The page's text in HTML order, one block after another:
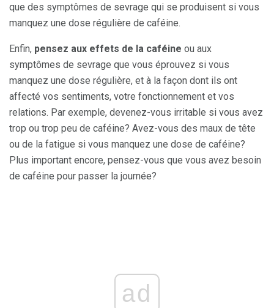
que des symptômes de sevrage qui se produisent si vous
manquez une dose régulière de caféine.
Enfin, pensez aux effets de la caféine ou aux
symptômes de sevrage que vous éprouvez si vous
manquez une dose régulière, et à la façon dont ils ont
affecté vos sentiments, votre fonctionnement et vos
relations. Par exemple, devenez-vous irritable si vous avez
trop ou trop peu de caféine? Avez-vous des maux de tête
ou de la fatigue si vous manquez une dose de caféine?
Plus important encore, pensez-vous que vous avez besoin
de caféine pour passer la journée?
ad